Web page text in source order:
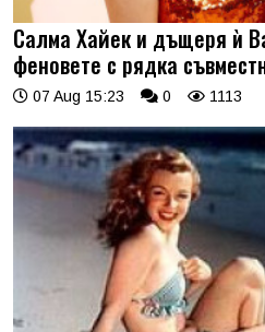
Салма Хайек и дъщеря ѝ
феновете с рядка
07 Aug 15:23 0 1113